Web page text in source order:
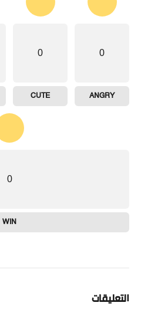
0
ANGRY
0
CUTE
0
WIN
التعليقات